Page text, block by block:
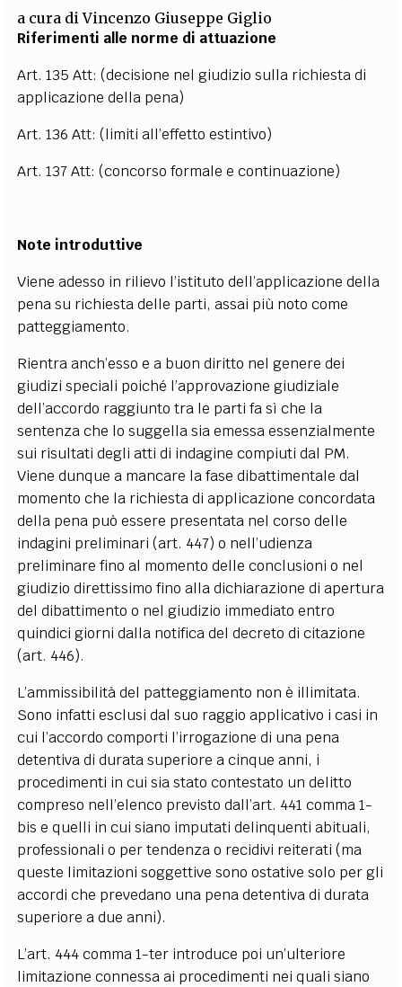
EXTRA
SOCIAL MEDIA
a cura diVincenzo Giuseppe Giglio
Riferimenti alle norme di attuazione
Art. 135 Att: (decisione nel giudizio sulla richiesta di
applicazione della pena)
Art. 136 Att: (limiti all’effetto estintivo)
Art. 137 Att: (concorso formale e continuazione)
Note introduttive
Viene adesso in rilievo l’istituto dell’applicazione della
pena su richiesta delle parti, assai più noto come
patteggiamento.
Rientra anch’esso e a buon diritto nel genere dei
giudizi speciali poiché l’approvazione giudiziale
dell’accordo raggiunto tra le parti fa sì che la
sentenza che lo suggella sia emessa essenzialmente
sui risultati degli atti di indagine compiuti dal PM.
Viene dunque a mancare la fase dibattimentale dal
momento che la richiesta di applicazione concordata
della pena può essere presentata nel corso delle
indagini preliminari (art. 447) o nell’udienza
preliminare fino al momento delle conclusioni o nel
giudizio direttissimo fino alla dichiarazione di apertura
del dibattimento o nel giudizio immediato entro
quindici giorni dalla notifica del decreto di citazione
(art. 446).
L’ammissibilità del patteggiamento non è illimitata.
Sono infatti esclusi dal suo raggio applicativo i casi in
cui l’accordo comporti l’irrogazione di una pena
detentiva di durata superiore a cinque anni, i
procedimenti in cui sia stato contestato un delitto
compreso nell’elenco previsto dall’art. 441 comma 1-
bis e quelli in cui siano imputati delinquenti abituali,
professionali o per tendenza o recidivi reiterati (ma
queste limitazioni soggettive sono ostative solo per gli
accordi che prevedano una pena detentiva di durata
superiore a due anni).
L’art. 444 comma 1-ter introduce poi un’ulteriore
limitazione connessa ai procedimenti nei quali siano